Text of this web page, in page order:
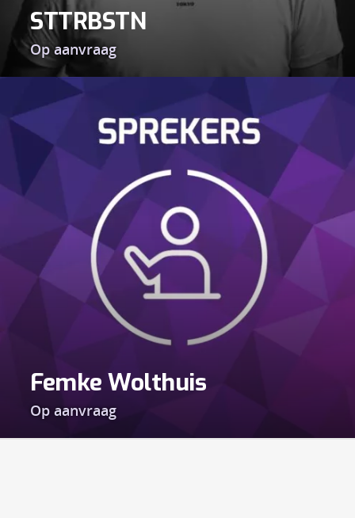
STTRBSTN
Op aanvraag
Femke Wolthuis
Op aanvraag